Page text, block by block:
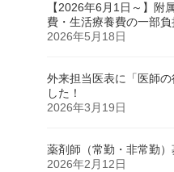
【2026年6月1日～】附
費・生活療養費の一部
2026年5月18日
外来担当医表に「医師
した！
2026年3月19日
薬剤師（常勤・非常勤
2026年2月12日